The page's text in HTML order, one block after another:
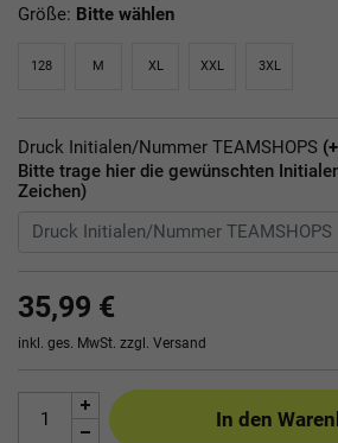
Größe: Bitte wählen
128 M XL XXL 3XL
Druck Initialen/Nummer TEAMSHOPS
Bitte trage hier die gewünschten
Zeichen)
35,99 €
inkl. ges. MwSt. zzgl. Versand
In den